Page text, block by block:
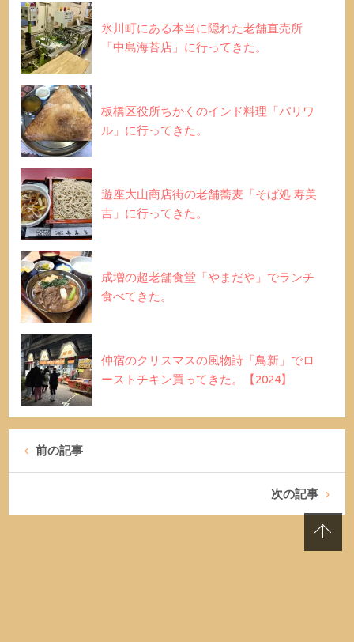
氷川町にある本当に隠れた老舗直売所
「中島海苔店」に行ってきた。
板橋区役所ちかくのインド料理「パリワ
ル」に行ってきた。
遊座大山商店街の老舗蕎麦「そば処 寿美
吉」に行ってきた。
成増の超老舗食堂「やまだや」でランチ
食べてきた。
仲宿のクリスマスの風物詩「鳥新」でロ
ーストチキン買ってきた。【2024】
前の記事
次の記事